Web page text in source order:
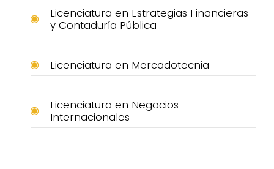
Licenciatura en Estrategias Financieras
y Contaduría Pública
Licenciatura en Mercadotecnia
Licenciatura en Negocios
Internacionales